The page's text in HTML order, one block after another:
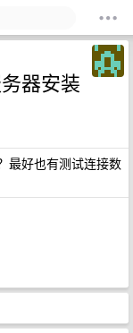
器安装
最好也有测试连接数